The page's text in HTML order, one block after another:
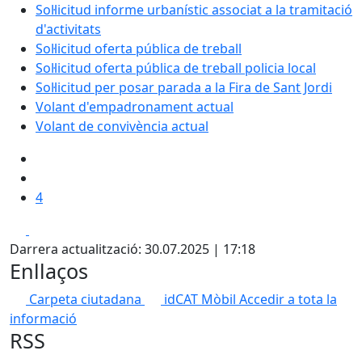
Sol·licitud informe urbanístic associat a la tramitació
d'activitats
Sol·licitud oferta pública de treball
Sol·licitud oferta pública de treball policia local
Sol·licitud per posar parada a la Fira de Sant Jordi
Volant d'empadronament actual
Volant de convivència actual
4
Darrera actualització: 30.07.2025 | 17:18
Enllaços
Carpeta ciutadana idCAT Mòbil Accedir a tota la
informació
RSS